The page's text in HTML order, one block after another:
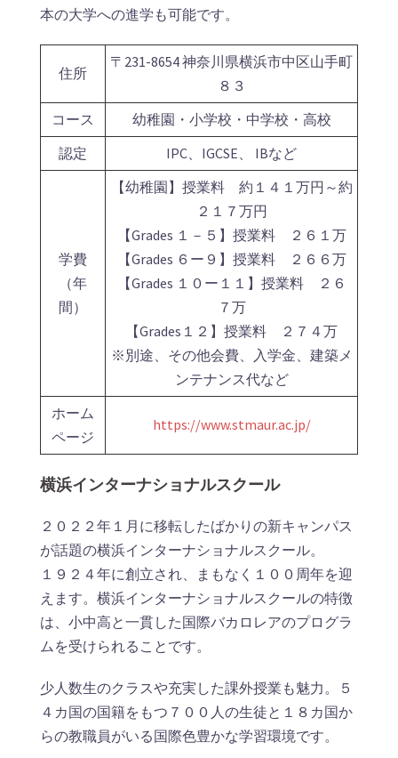
本の大学への進学も可能です。
住所
〒231-8654 神奈川県横浜市中区山手町
８３
コース
幼稚園・小学校・中学校・高校
認定
IPC、IGCSE、 IBなど
学費
（年
間）
【幼稚園】授業料 約１４１万円～約
２１７万円
【Grades １－５】授業料 ２６１万
【Grades ６ー９】授業料 ２６６万
【Grades １０ー１１】授業料 ２６
７万
【Grades１２】授業料 ２７４万
※別途、その他会費、入学金、建築メ
ンテナンス代など
ホーム
ページ
https://www.stmaur.ac.jp/
横浜インターナショナルスクール
２０２２年１月に移転したばかりの新キャンパス
が話題の横浜インターナショナルスクール。
１９２４年に創立され、まもなく１００周年を迎
えます。横浜インターナショナルスクールの特徴
は、小中高と一貫した国際バカロレアのプログラ
ムを受けられることです。
少人数生のクラスや充実した課外授業も魅力。５
４カ国の国籍をもつ７００人の生徒と１８カ国か
らの教職員がいる国際色豊かな学習環境です。